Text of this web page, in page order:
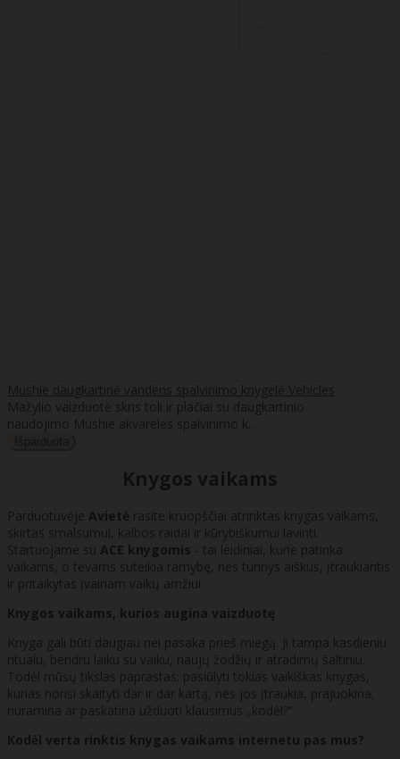
Mushie daugkartinė vandens spalvinimo knygelė Vehicles
Mažylio vaizduotė skris toli ir plačiai su daugkartinio
naudojimo Mushie akvarelės spalvinimo k..
Knygos vaikams
Parduotuvėje Avietė rasite kruopščiai atrinktas knygas vaikams,
skirtas smalsumui, kalbos raidai ir kūrybiškumui lavinti.
Startuojame su ACE knygomis - tai leidiniai, kurie patinka
vaikams, o tėvams suteikia ramybę, nes turinys aiškus, įtraukiantis
ir pritaikytas įvairiam vaikų amžiui.
Knygos vaikams, kurios augina vaizduotę
Knyga gali būti daugiau nei pasaka prieš miegą. Ji tampa kasdieniu
ritualu, bendru laiku su vaiku, naujų žodžių ir atradimų šaltiniu.
Todėl mūsų tikslas paprastas: pasiūlyti tokias vaikiškas knygas,
kurias norisi skaityti dar ir dar kartą, nes jos įtraukia, prajuokina,
nuramina ar paskatina užduoti klausimus „kodėl?“.
Kodėl verta rinktis knygas vaikams internetu pas mus?